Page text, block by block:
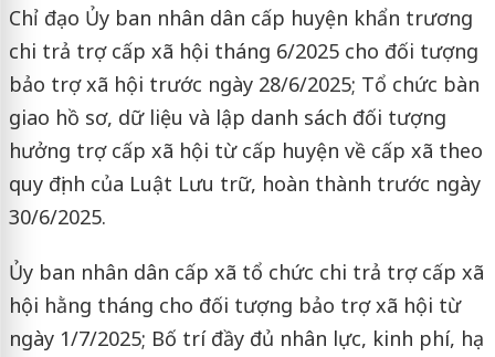
Chỉ đạo Ủy ban nhân dân cấp huyện khẩn trương
chi trả trợ cấp xã hội tháng 6/2025 cho đối tượng
bảo trợ xã hội trước ngày 28/6/2025; Tổ chức bàn
giao hồ sơ, dữ liệu và lập danh sách đối tượng
hưởng trợ cấp xã hội từ cấp huyện về cấp xã theo
quy định của Luật Lưu trữ, hoàn thành trước ngày
30/6/2025.
Ủy ban nhân dân cấp xã tổ chức chi trả trợ cấp xã
hội hằng tháng cho đối tượng bảo trợ xã hội từ
ngày 1/7/2025; Bố trí đầy đủ nhân lực, kinh phí, hạ